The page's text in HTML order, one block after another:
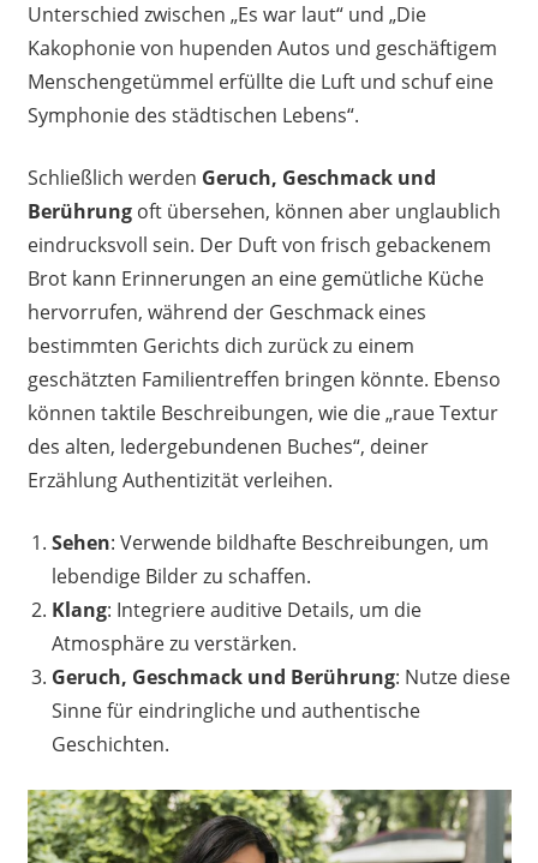
Unterschied zwischen „Es war laut“ und „Die
Kakophonie von hupenden Autos und geschäftigem
Menschengetümmel erfüllte die Luft und schuf eine
Symphonie des städtischen Lebens“.
Schließlich werden Geruch, Geschmack und
Berührungoft übersehen, können aber unglaublich
eindrucksvoll sein. Der Duft von frisch gebackenem
Brot kann Erinnerungen an eine gemütliche Küche
hervorrufen, während der Geschmack eines
bestimmten Gerichts dich zurück zu einem
geschätzten Familientreffen bringen könnte. Ebenso
können taktile Beschreibungen, wie die „raue Textur
des alten, ledergebundenen Buches“, deiner
Erzählung Authentizität verleihen.
Sehen: Verwende bildhafte Beschreibungen, um
lebendige Bilder zu schaffen.
Klang: Integriere auditive Details, um die
Atmosphäre zu verstärken.
Geruch, Geschmack und Berührung: Nutze diese
Sinne für eindringliche und authentische
Geschichten.